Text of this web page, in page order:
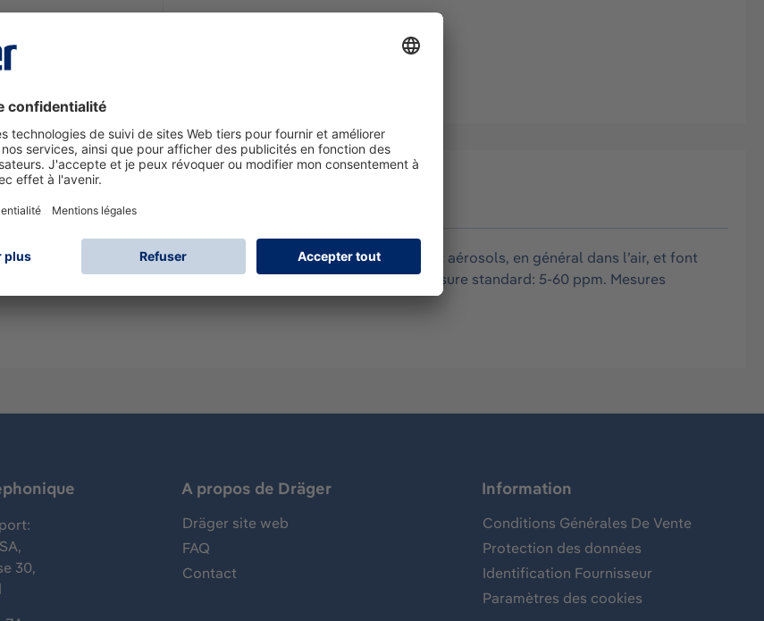
pour tubes réactifs Dräger pour les mesures des gaz, vapeurs et aérosols, en général dans l’air, et font
Tube est utilisé pour la détection du chloroprène. Plage de mesure standard: 5-60 ppm. Mesures
30,
A propos de Dräger
Dräger site web
FAQ
Contact
Information
Conditions Générales De Vente
Protection des données
Identification Fournisseur
Paramètres des cookies